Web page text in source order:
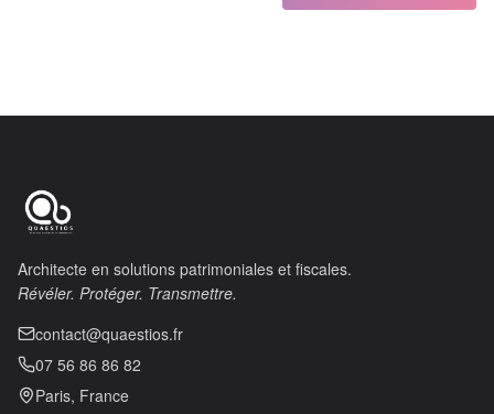
Architecte en solutions patrimoniales et fiscales.
Révéler. Protéger. Transmettre.
contact@quaestios.fr
07 56 86 86 82
Paris, France